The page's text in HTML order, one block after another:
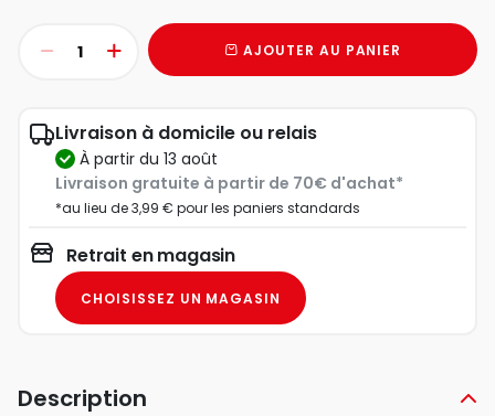
AJOUTER AU PANIER
Livraison à domicile ou relais
à partir du 13 août
Livraison gratuite à partir de 70€ d'achat*
*au lieu de 3,99 € pour les paniers standards
Retrait en magasin
CHOISISSEZ UN MAGASIN
Description